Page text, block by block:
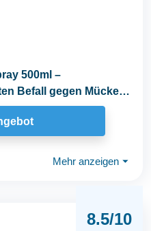
500ml –
Befall gegen Mücken,
Mehr anzeigen ⏷
8.5/10